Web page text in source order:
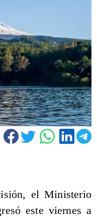
el Ministerio
este viernes a